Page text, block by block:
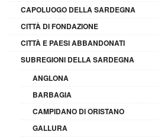
CAPOLUOGO DELLA SARDEGNA
CITTÀ DI FONDAZIONE
CITTÀ E PAESI ABBANDONATI
SUBREGIONI DELLA SARDEGNA
ANGLONA
BARBAGIA
CAMPIDANO DI ORISTANO
GALLURA